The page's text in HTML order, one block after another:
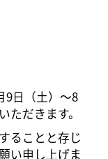
9日（土）～8
ただきます。
ることと存じ
い申し上げま